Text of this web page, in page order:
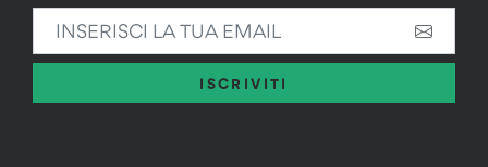
ISCRIVITI